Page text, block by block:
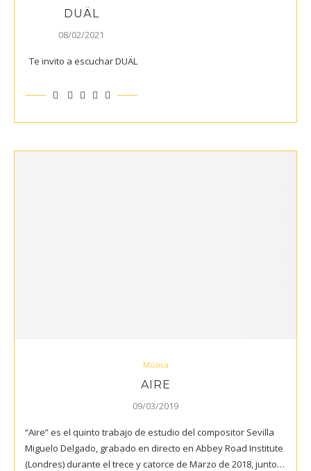
DUÄL
08/02/2021
Te invito a escuchar DUÄL
Música
AIRE
09/03/2019
“Aire” es el quinto trabajo de estudio del compositor Sevilla
Miguelo Delgado, grabado en directo en Abbey Road Institute
(Londres) durante el trece y catorce de Marzo de 2018, junto…